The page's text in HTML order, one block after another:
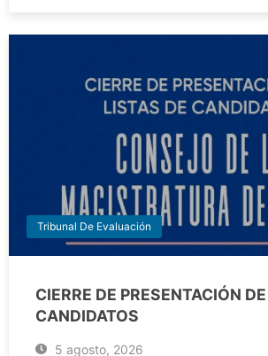
Tribunal De Evaluación
CIERRE DE PRESENTACIÓN
CANDIDATOS
5 agosto, 2026